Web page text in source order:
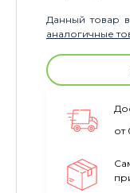
Данный товар
аналогичные
от